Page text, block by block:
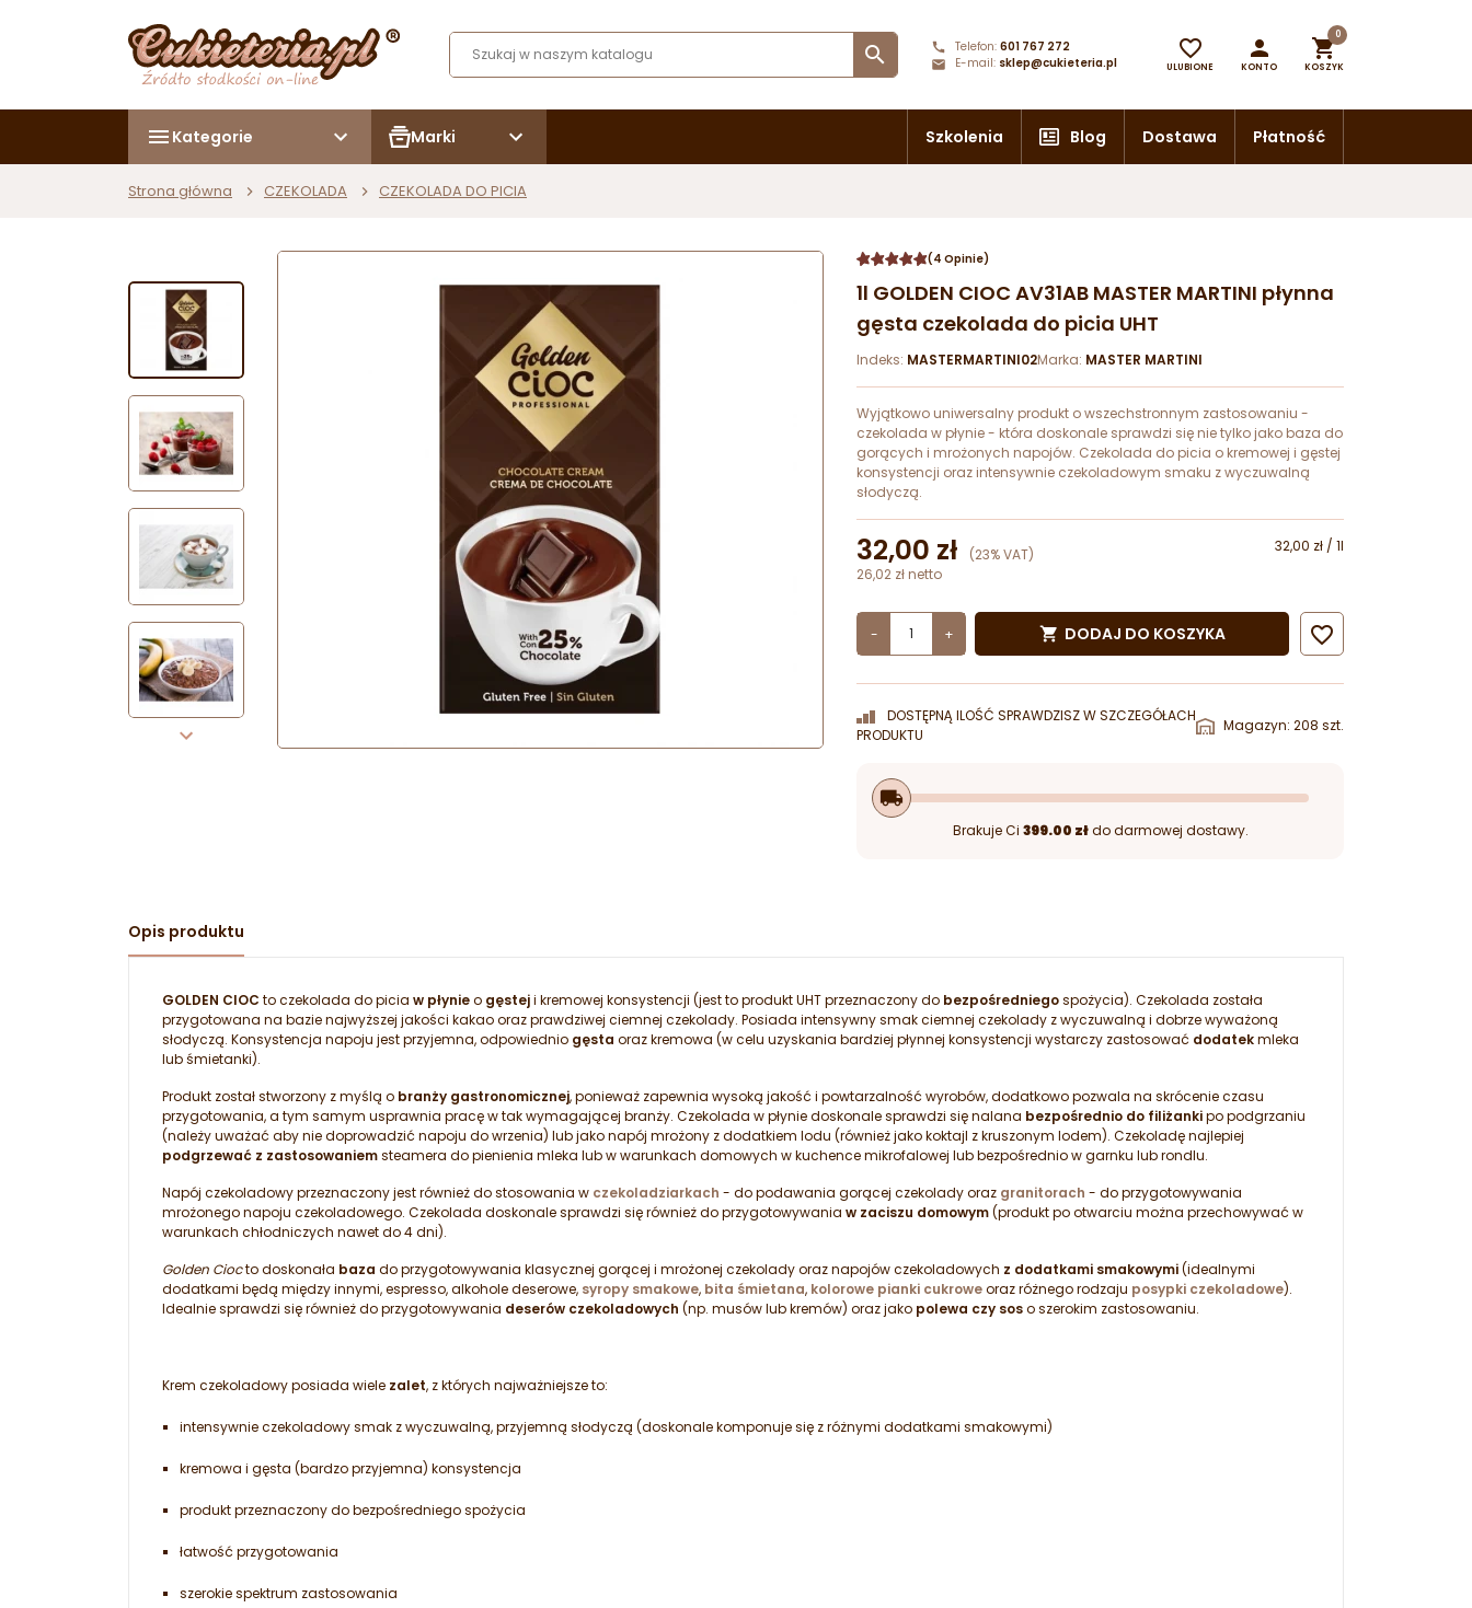
 Telefon: 601 767 272
E-mail: sklep@cukieteria.pl

ULUBIONE

KONTO

0
KOSZYK
Kategorie Marki Szkolenia Blog Dostawa Płatność
Strona główna CZEKOLADA CZEKOLADA DO PICIA
(4 Opinie)
1l GOLDEN CIOC AV31AB MASTER MARTINI płynna
gęsta czekolada do picia UHT
Indeks: MASTERMARTINI02Marka: MASTER MARTINI
Wyjątkowo uniwersalny produkt o wszechstronnym zastosowaniu -
czekolada w płynie - która doskonale sprawdzi się nie tylko jako baza do
gorących i mrożonych napojów. Czekolada do picia o kremowej i gęstej
konsystencji oraz intensywnie czekoladowym smaku z wyczuwalną
słodyczą.
32,00 zł (23% VAT)
32,00 zł / 1l
26,02 zł netto
- +  DODAJ DO KOSZYKA 
DOSTĘPNĄ ILOŚĆ SPRAWDZISZ W SZCZEGÓŁACH
PRODUKTU
Magazyn: 208 szt.
local_shipping
Brakuje Ci 399.00 złdo darmowej dostawy.
Opis produktu
GOLDEN CIOC to czekolada do picia w płynieo gęsteji kremowej konsystencji (jest to produkt UHT przeznaczony do bezpośredniegospożycia). Czekolada została
przygotowana na bazie najwyższej jakości kakao oraz prawdziwej ciemnej czekolady. Posiada intensywny smak ciemnej czekolady z wyczuwalną i dobrze wyważoną
słodyczą. Konsystencja napoju jest przyjemna, odpowiednio gęsta oraz kremowa (w celu uzyskania bardziej płynnej konsystencji wystarczy zastosować dodatekmleka
lub śmietanki).
Produkt został stworzony z myślą o branży gastronomicznej, ponieważ zapewnia wysoką jakość i powtarzalność wyrobów, dodatkowo pozwala na skrócenie czasu
przygotowania, a tym samym usprawnia pracę w tak wymagającej branży. Czekolada w płynie doskonale sprawdzi się nalana bezpośrednio do filiżankipo podgrzaniu
(należy uważać aby nie doprowadzić napoju do wrzenia) lub jako napój mrożony z dodatkiem lodu (również jako koktajl z kruszonym lodem). Czekoladę najlepiej
podgrzewać z zastosowaniemsteamera do pienienia mleka lub w warunkach domowych w kuchence mikrofalowej lub bezpośrednio w garnku lub rondlu.
Napój czekoladowy przeznaczony jest również do stosowania w czekoladziarkach - do podawania gorącej czekolady oraz granitorach - do przygotowywania
mrożonego napoju czekoladowego. Czekolada doskonale sprawdzi się również do przygotowywania w zaciszu domowym(produkt po otwarciu można przechowywać w
warunkach chłodniczych nawet do 4 dni).
Golden Ciocto doskonała baza do przygotowywania klasycznej gorącej i mrożonej czekolady oraz napojów czekoladowych z dodatkami smakowymi(idealnymi
dodatkami będą między innymi, espresso, alkohole deserowe, syropy smakowe, bita śmietana, kolorowe pianki cukroweoraz różnego rodzaju posypki czekoladowe).
Idealnie sprawdzi się również do przygotowywania deserów czekoladowych (np. musów lub kremów) oraz jako polewa czy soso szerokim zastosowaniu.
Krem czekoladowy posiada wiele zalet, z których najważniejsze to:
intensywnie czekoladowy smak z wyczuwalną, przyjemną słodyczą (doskonale komponuje się z różnymi dodatkami smakowymi)
kremowa i gęsta (bardzo przyjemna) konsystencja
produkt przeznaczony do bezpośredniego spożycia
łatwość przygotowania
szerokie spektrum zastosowania